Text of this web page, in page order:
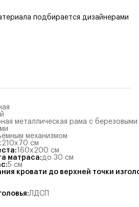
подбирается дизайнерами
металлическая рама с березовыми
механизмом
см
:160x200 см
матраса:до 30 см
:5 см
кровати до верхней точки
:ЛДСП